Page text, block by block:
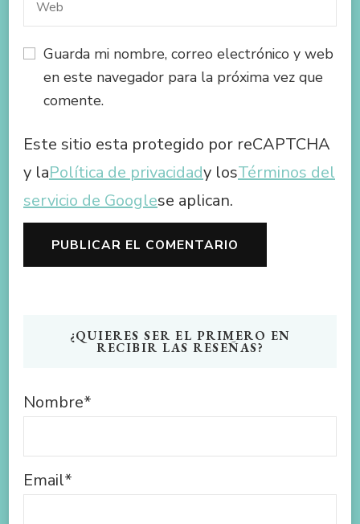
Guarda mi nombre, correo electrónico y web
en este navegador para la próxima vez que
comente.
Este sitio esta protegido por reCAPTCHA
y laPolítica de privacidady losTérminos del
servicio de Googlese aplican.
¿QUIERES SER EL PRIMERO EN
RECIBIR LAS RESEÑAS?
Nombre*
Email*